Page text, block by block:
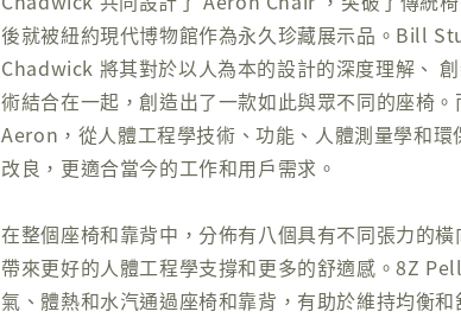
後就被紐約現代博物館作為永久珍藏展示品。Bill
Chadwick 將其對於以人為本的設計的深度理解、
術結合在一起，創造出了一款如此與眾不同的座椅
Aeron，從人體工程學技術、功能、人體測量學和環
改良，更適合當今的工作和用戶需求。
在整個座椅和靠背中，分佈有八個具有不同張力的
帶來更好的人體工程學支撐和更多的舒適感。8Z
氣、體熱和水汽通過座椅和靠背，有助於維持均衡